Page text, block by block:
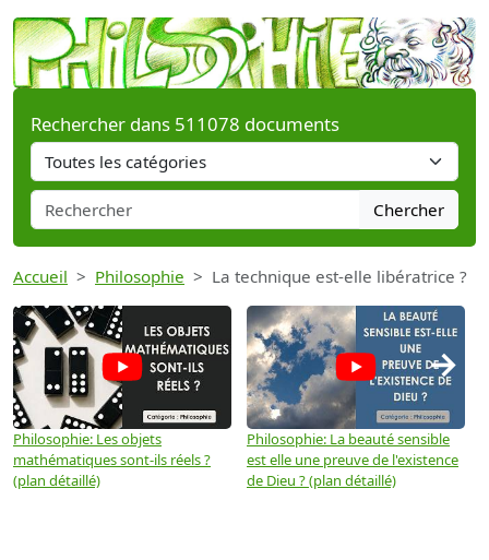
Rechercher dans 511078 documents
Chercher
Accueil Philosophie La technique est-elle libératrice ?
Philosophie: Les objets
mathématiques sont-ils réels ?
(plan détaillé)
Philosophie: La beauté sensible
est elle une preuve de l'existence
de Dieu ? (plan détaillé)
→